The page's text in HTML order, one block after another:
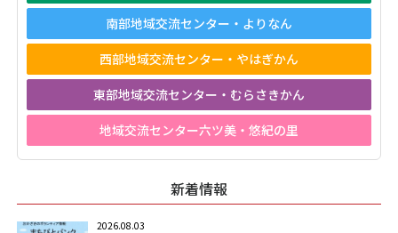
南部地域交流センター・よりなん
西部地域交流センター・やはぎかん
東部地域交流センター・むらさきかん
地域交流センター六ツ美・悠紀の里
新着情報
2026.08.03